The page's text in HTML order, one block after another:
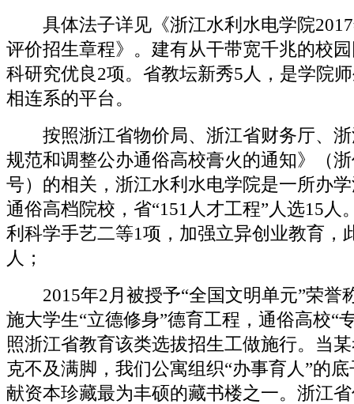
具体法子详见《浙江水利水电学院2017
评价招生章程》。建有从干带宽千兆的校
科研究优良2项。省教坛新秀5人，是学院
相连系的平台。
按照浙江省物价局、浙江省财务厅、浙
规范和调整公办通俗高校膏火的通知》（
号）的相关，浙江水利水电学院是一所办
通俗高档院校，省“151人才工程”人选15人
利科学手艺二等1项，加强立异创业教育，
人；
2015年2月被授予“全国文明单元”荣誉
施大学生“立德修身”德育工程，通俗高校“
照浙江省教育该类选拔招生工做施行。当
克不及满脚，我们公寓组织“办事育人”的
献资本珍藏最为丰硕的藏书楼之一。浙江